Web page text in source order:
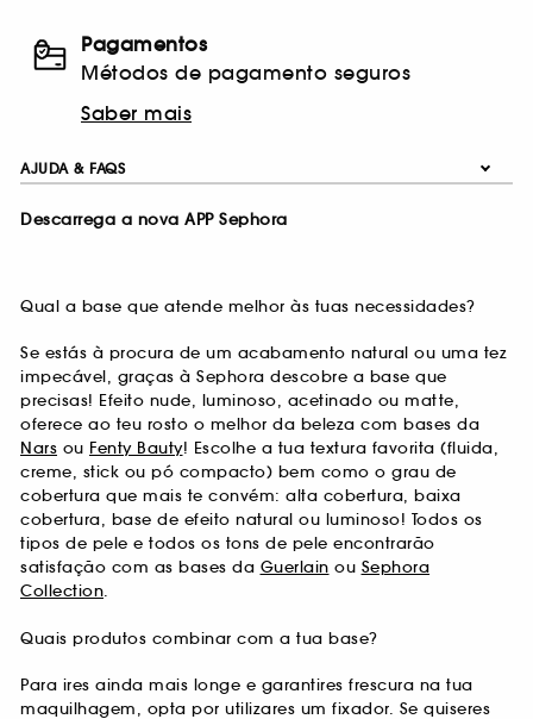
Pagamentos
Métodos de pagamento seguros
Saber mais
AJUDA & FAQS
Descarrega a nova APP Sephora
Qual a base que atende melhor às tuas necessidades?
Se estás à procura de um acabamento natural ou uma tez
impecável, graças à Sephora descobre a base que
precisas! Efeito nude, luminoso, acetinado ou matte,
oferece ao teu rosto o melhor da beleza com bases da
Nars ou Fenty Bauty! Escolhe a tua textura favorita (fluida,
creme, stick ou pó compacto) bem como o grau de
cobertura que mais te convém: alta cobertura, baixa
cobertura, base de efeito natural ou luminoso! Todos os
tipos de pele e todos os tons de pele encontrarão
satisfação com as bases da Guerlain ou Sephora
Collection.
Quais produtos combinar com a tua base?
Para ires ainda mais longe e garantires frescura na tua
maquilhagem, opta por utilizares um fixador. Se quiseres